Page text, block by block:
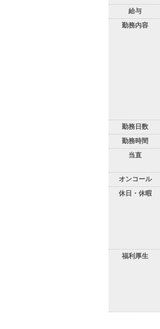
給与
勤務内容
勤務日数
勤務時間
当直
オンコール
休日・休暇
福利厚生